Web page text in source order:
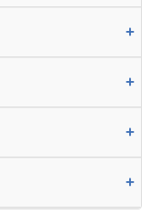
+
+
+
+